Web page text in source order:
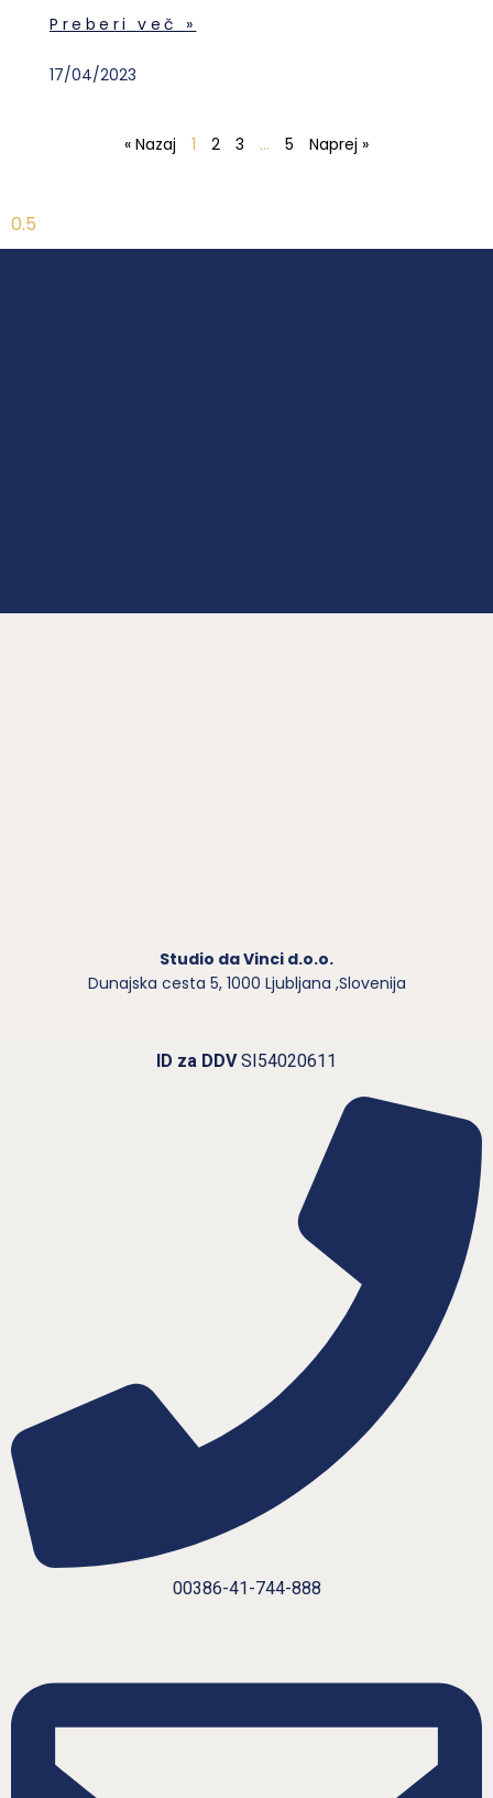
Preberi več »
17/04/2023
« Nazaj 1 2 3 … 5 Naprej »
Studio da Vinci d.o.o.
Dunajska cesta 5, 1000 Ljubljana ,Slovenija
ID za DDVSI54020611
00386-41-744-888